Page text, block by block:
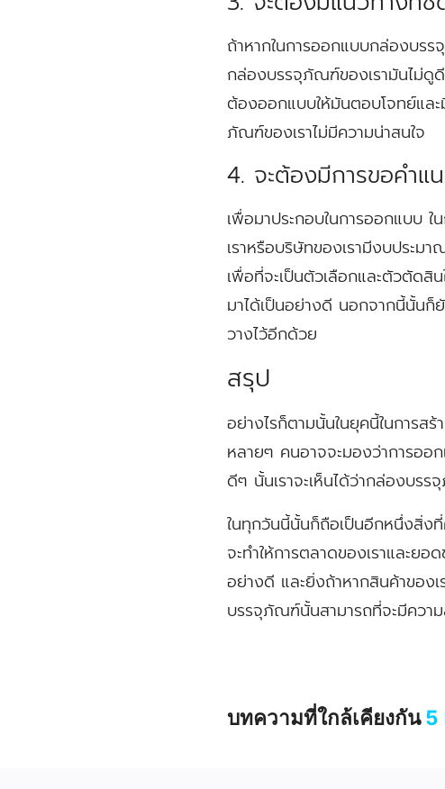
ถ้าหากในการออกแบบกล่องบรร
กล่องบรรจุภัณฑ์ของเรามันไม่ดู
ต้องออกแบบให้มันตอบโจทย์แล
ภัณฑ์ของเราไม่มีความน่าสนใจ
4. จะต้องมีการขอคำแ
เพื่อมาประกอบในการออกแบบ
เราหรือบริษัทของเรามีงบประม
เพื่อที่จะเป็นตัวเลือกและตัวตัด
มาได้เป็นอย่างดี นอกจากนี้นั้นก็
วางไว้อีกด้วย
สรุป
อย่างไรก็ตามนั้นในยุคนี้ในการส
หลายๆ คนอาจจะมองว่าการออ
ดีๆ นั้นเราจะเห็นได้ว่ากล่องบร
ในทุกวันนี้นั้นก็ถือเป็นอีกหนึ่งสิ่ง
จะทำให้การตลาดของเราและยอ
อย่างดี และยิ่งถ้าหากสินค้าของ
บรรจุภัณฑ์นั้นสามารถที่จะมีควา
บทความที่ใกล้เคียงกัน5